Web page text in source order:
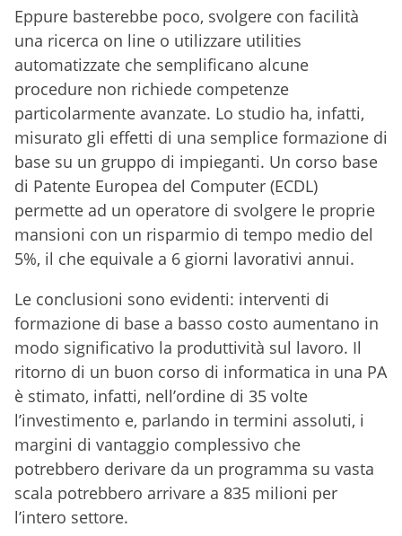
Eppure basterebbe poco, svolgere con facilità
una ricerca on line o utilizzare utilities
automatizzate che semplificano alcune
procedure non richiede competenze
particolarmente avanzate. Lo studio ha, infatti,
misurato gli effetti di una semplice formazione di
base su un gruppo di impieganti. Un corso base
di Patente Europea del Computer (ECDL)
permette ad un operatore di svolgere le proprie
mansioni con un risparmio di tempo medio del
5%, il che equivale a 6 giorni lavorativi annui.
Le conclusioni sono evidenti: interventi di
formazione di base a basso costo aumentano in
modo significativo la produttività sul lavoro. Il
ritorno di un buon corso di informatica in una PA
è stimato, infatti, nell’ordine di 35 volte
l’investimento e, parlando in termini assoluti, i
margini di vantaggio complessivo che
potrebbero derivare da un programma su vasta
scala potrebbero arrivare a 835 milioni per
l’intero settore.